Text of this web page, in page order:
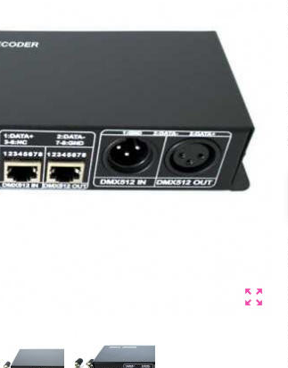
zoom_out_map